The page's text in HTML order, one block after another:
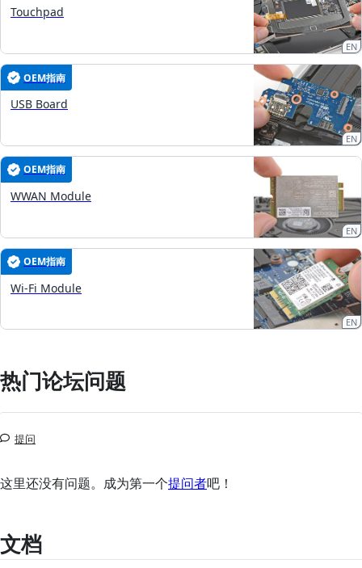
Touchpad
EN
OEM指南
USB Board
EN
OEM指南
WWAN Module
EN
OEM指南
Wi-Fi Module
EN
热门论坛问题
提问
这里还没有问题。成为第一个提问者吧！
文档